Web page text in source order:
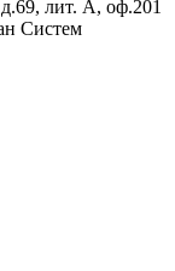
лит. А, оф.201
Систем